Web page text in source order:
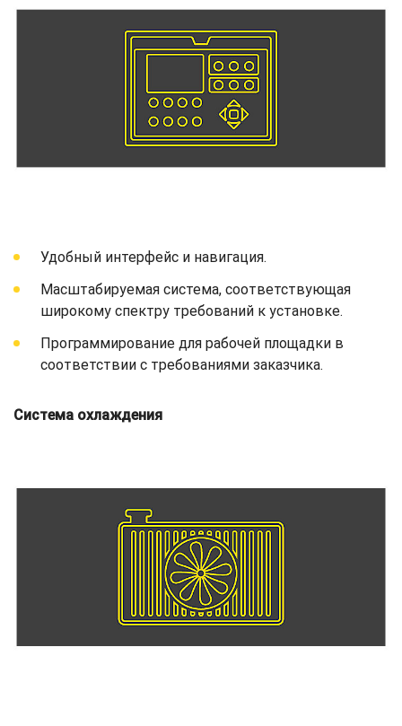
Удобный интерфейс и навигация.
Масштабируемая система, соответствующая
широкому спектру требований к установке.
Программирование для рабочей площадки в
соответствии с требованиями заказчика.
Система охлаждения